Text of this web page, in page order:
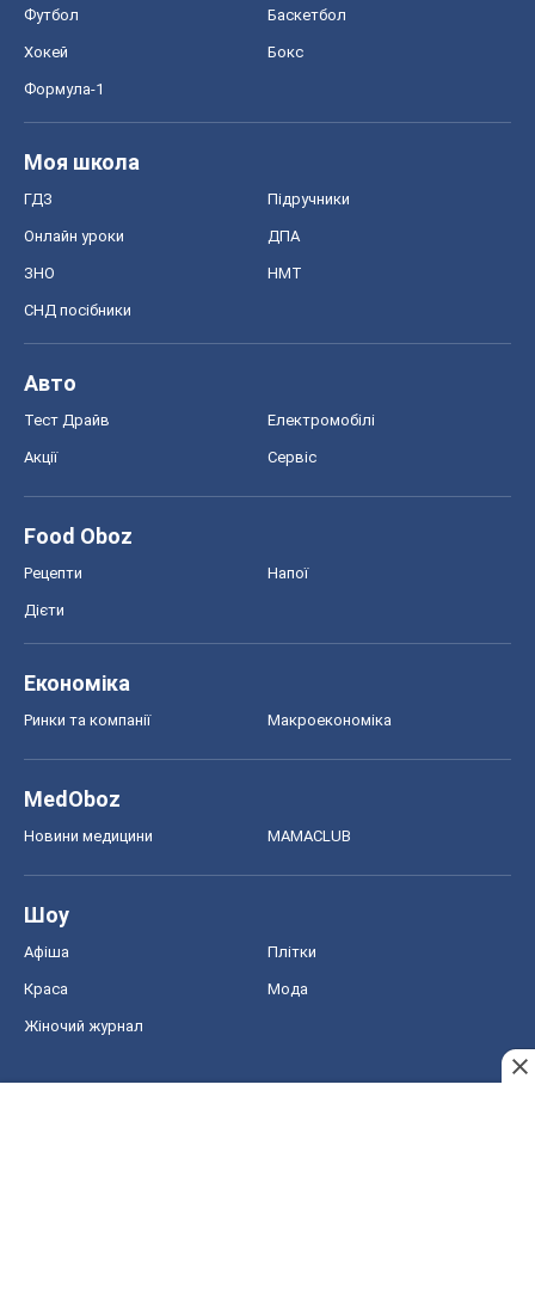
Футбол Баскетбол
Хокей Бокс
Формула-1
Моя школа
ГДЗ Підручники
Онлайн уроки ДПА
ЗНО НМТ
СНД посібники
Авто
Тест Драйв Електромобілі
Акції Сервіс
Food Oboz
Рецепти Напої
Дієти
Економіка
Ринки та компанії Макроекономіка
MedOboz
Новини медицини MAMACLUB
Шоу
Афіша Плітки
Краса Мода
Жіночий журнал